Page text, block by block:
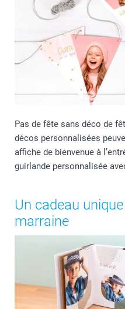
Pas de fête sans déco de
décos personnalisées
affiche de bienvenue à
guirlande personnalisée
Un cadeau
marraine